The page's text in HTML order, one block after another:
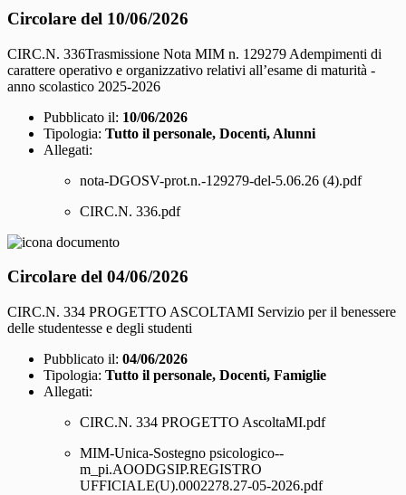
Circolare del 10/06/2026
CIRC.N. 336Trasmissione Nota MIM n. 129279 Adempimenti di
carattere operativo e organizzativo relativi all’esame di maturità -
anno scolastico 2025-2026
Pubblicato il: 10/06/2026
Tipologia: Tutto il personale, Docenti, Alunni
Allegati:
nota-DGOSV-prot.n.-129279-del-5.06.26 (4).pdf
CIRC.N. 336.pdf
Circolare del 04/06/2026
CIRC.N. 334 PROGETTO ASCOLTAMI Servizio per il benessere
delle studentesse e degli studenti
Pubblicato il: 04/06/2026
Tipologia: Tutto il personale, Docenti, Famiglie
Allegati:
CIRC.N. 334 PROGETTO AscoltaMI.pdf
MIM-Unica-Sostegno psicologico--
m_pi.AOODGSIP.REGISTRO
UFFICIALE(U).0002278.27-05-2026.pdf